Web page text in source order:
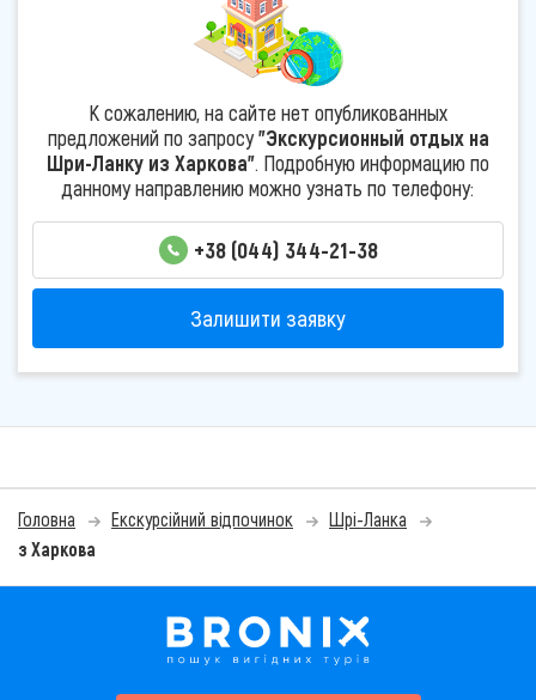
К сожалению, на сайте нет опубликованных
предложений по запросу"Экскурсионный отдых на
Шри-Ланку из Харкова". Подробную информацию по
данному направлению можно узнать по телефону:
+38 (044) 344-21-38
Залишити заявку
Головна Екскурсійний відпочинок
Шрі-Ланка
з Харкова